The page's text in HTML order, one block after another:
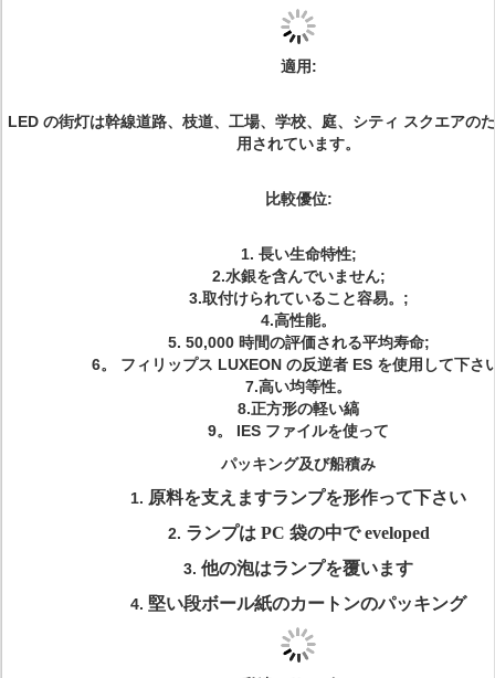
適用:
LED の街灯は幹線道路、枝道、工場、学校、庭、シティ スクエアの
用されています。
比較優位:
1. 長い生命特性;
2.水銀を含んでいません;
3.取付けられていること容易。;
4.高性能。
5. 50,000 時間の評価される平均寿命;
6。 フィリップス LUXEON の反逆者 ES を使用して下さ
7.高い均等性。
8.正方形の軽い縞
9。 IES ファイルを使って
パッキング及び船積み
1. 原料を支えますランプを形作って下さい
2. ランプは PC 袋の中で eveloped
3. 他の泡はランプを覆います
4. 堅い段ボール紙のカートンのパッキング